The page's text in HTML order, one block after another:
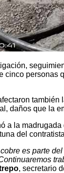
cinco personas
daños que la
a la
del
es parte
, secretario